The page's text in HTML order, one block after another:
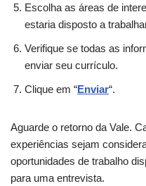
Escolha as áreas de
estaria disposto a
Verifique se todas as
enviar seu currículo.
Clique em “Enviar“.
Aguarde o retorno da Vale.
experiências sejam
oportunidades de trabalho
para uma entrevista.